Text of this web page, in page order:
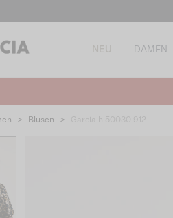
NEU DAMEN
> Blusen >